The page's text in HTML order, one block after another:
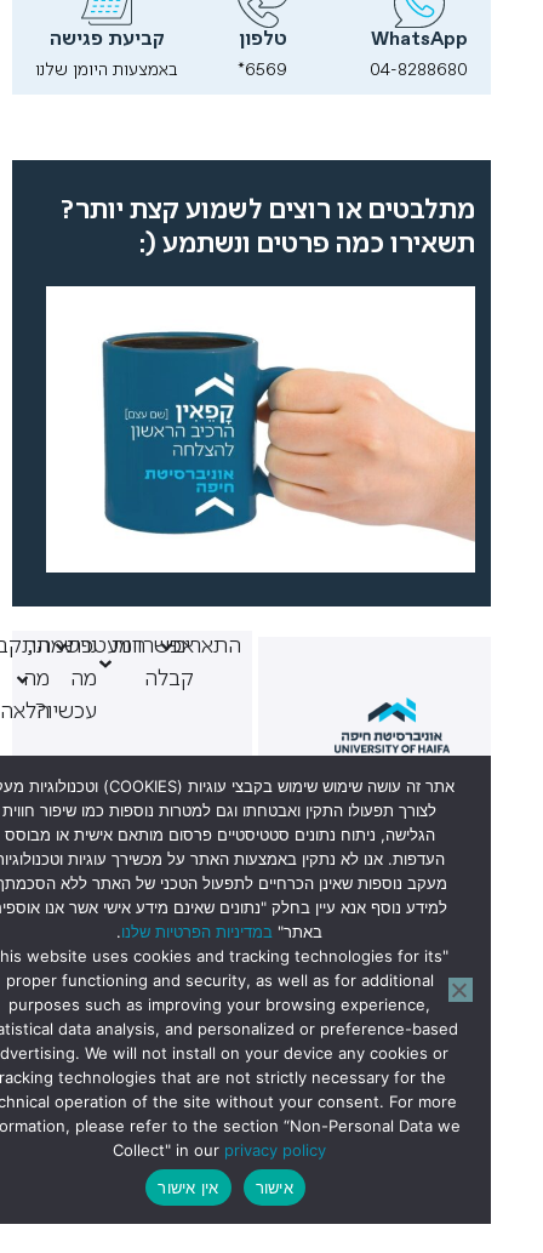
WhatsApp
04-8288680
קביעת פגישה
באמצעות היומן שלנו
מתלבטים או רוצים לשמוע קצת יותר?
תשאירו כמה פרטים ונשתמע (:
מתעניינים 6569*
ניתן להגיע לשיחת ייעוץ
בבית הסטודנט קומה 0,
חדר 027
בימים א’-ה’ בשעות
הקבלה:
14:30-9:30.
התאריםאפשרויותהמעטפתנרשמתי,
מה
עכשיו?
התקבלתי,
מה
הלאה?
מדיניות הגנת © כל הזכויות שמורות
אתר זה עושה שימוש שימוש בקבצי עוגיות (COOKIES) וטכנולוגיות מעקב
לצורך תפעולו התקין ואבטחתו וגם למטרות נוספות כמו שיפור חווית
הגלישה, ניתוח נתונים סטטיסטיים פרסום מותאם אישית או מבוסס
העדפות. אנו לא נתקין באמצעות האתר על מכשירך עוגיות וטכנולוגיות
מעקב נוספות שאינן הכרחיים לתפעול הטכני של האתר ללא הסכמתך.
למידע נוסף אנא עיין בחלק "נתונים שאינם מידע אישי אשר אנו אוספים
במדיניות הפרטיות שלנו.
"This website uses cookies and tracking technologies for its
proper functioning and security, as well as for additional
purposes such as improving your browsing experience,
statistical data analysis, and personalized or preference-based
advertising. We will not install on your device any cookies or
tracking technologies that are not strictly necessary for the
technical operation of the site without your consent. For more
information, please refer to the section “Non-Personal Data we
Collect" in ourprivacy policy
אין אישור